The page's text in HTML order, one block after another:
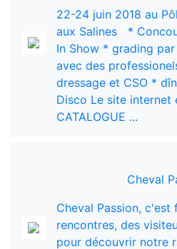
22-24 juin 2018 au
aux Salines *
In Show * grading
avec des
dressage et CSO *
Disco Le site internet
CATALOGUE ...
Cheval
Cheval Passion, c'est
rencontres, des
pour découvrir notre